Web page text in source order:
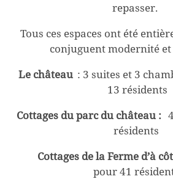
repasser.
Tous ces espaces ont été
conjuguent modernité
Le château : 3 suites et 3
13 résidents
Cottages du parc du château :
résidents
Cottages de laFerme d’à
pour41